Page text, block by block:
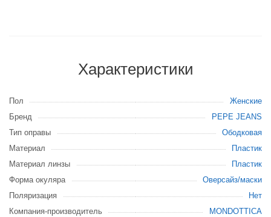
Характеристики
Пол
Женские
Бренд
PEPE JEANS
Тип оправы
Ободковая
Материал
Пластик
Материал линзы
Пластик
Форма окуляра
Оверсайз/маски
Поляризация
Нет
Компания-производитель
MONDOTTICA